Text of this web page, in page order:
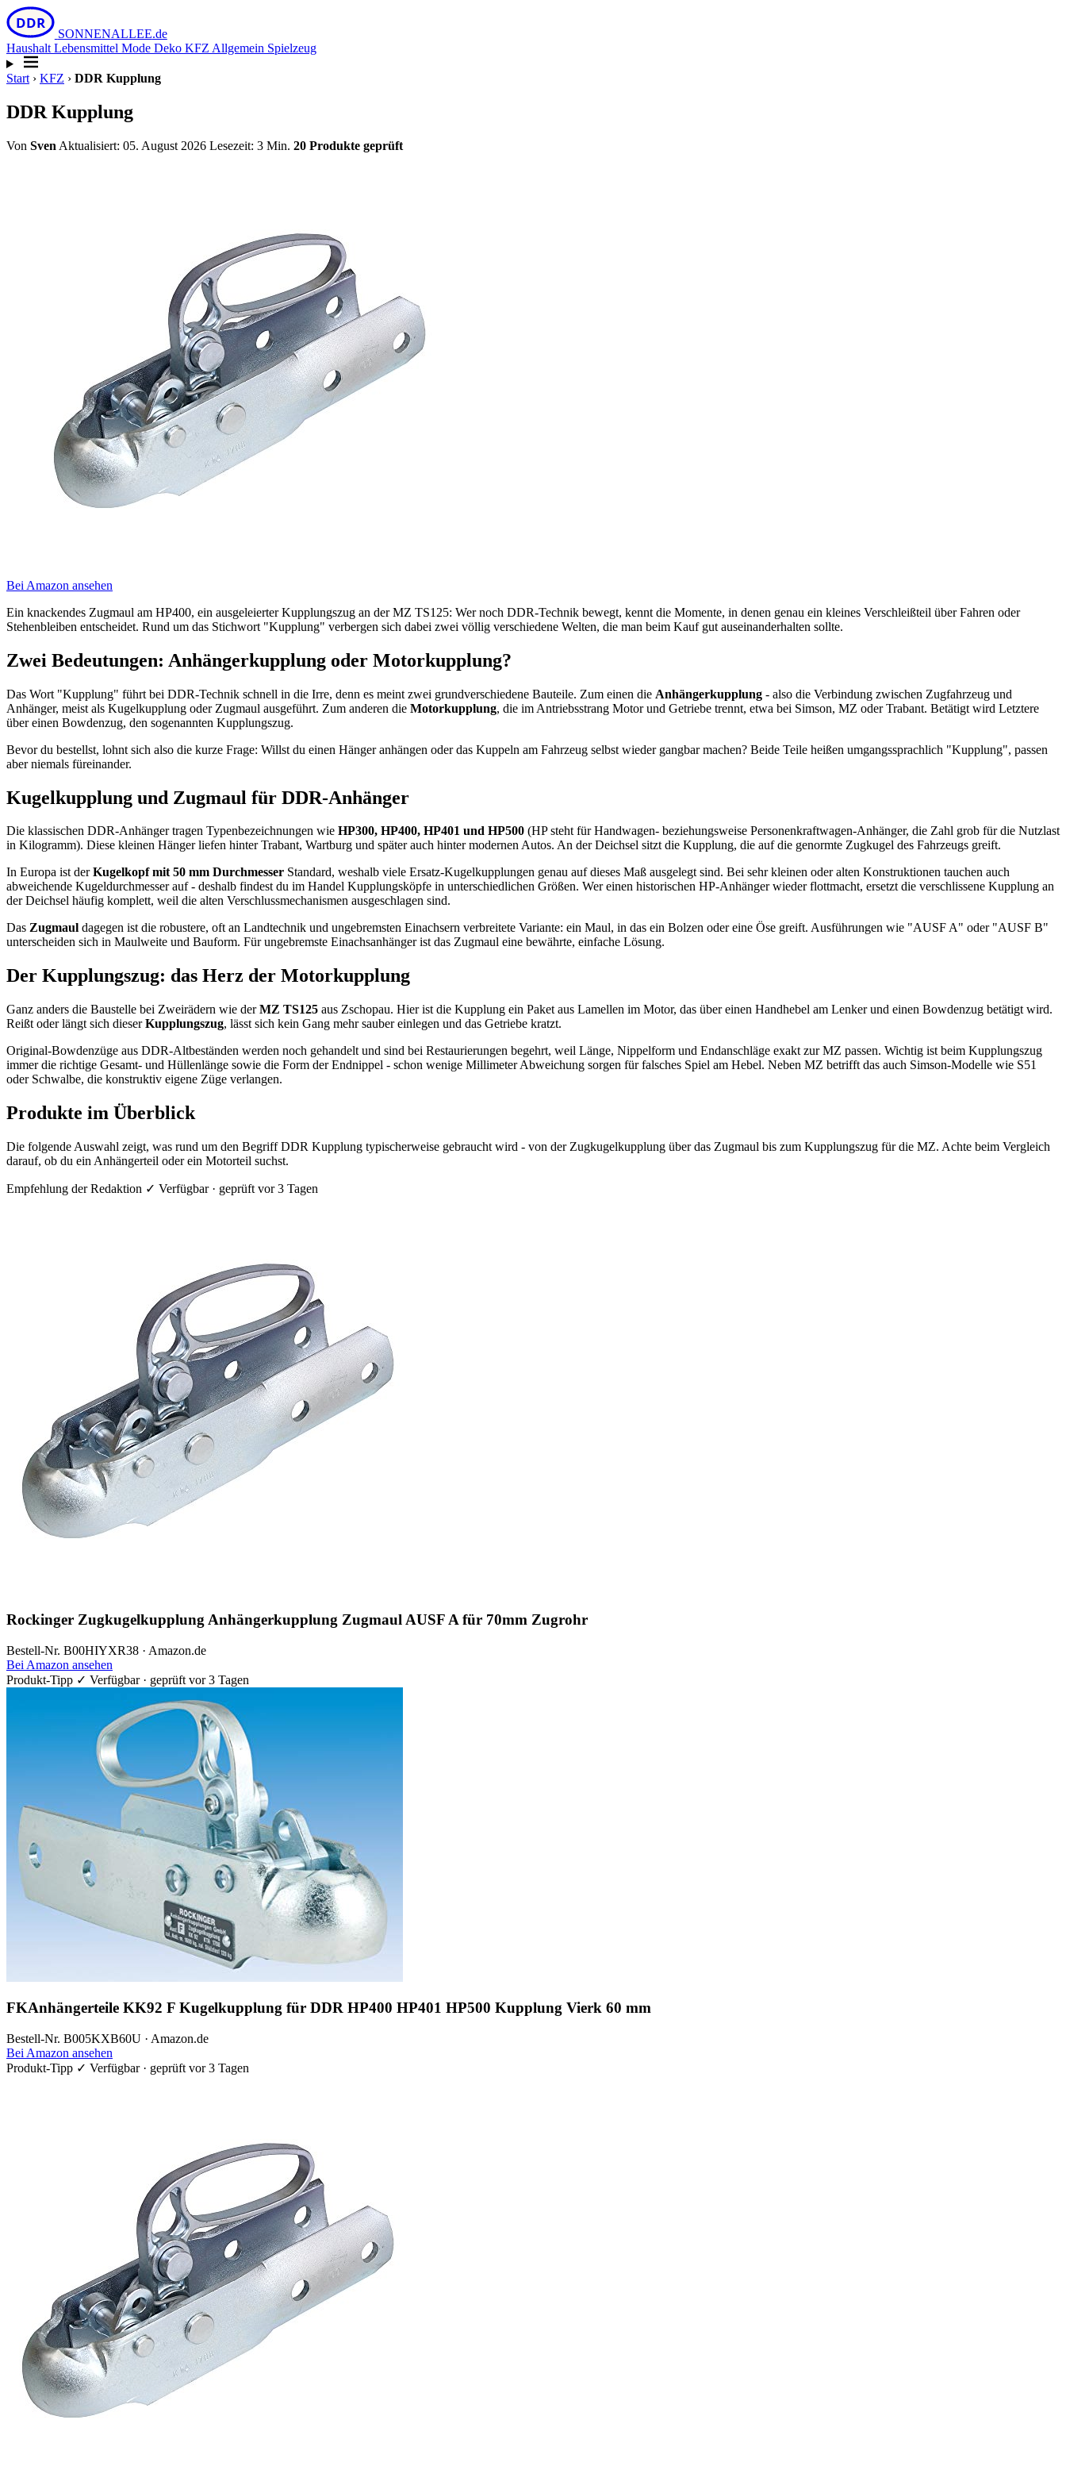
DDR
SONNENALLEE.de
Haushalt Lebensmittel Mode Deko KFZ Allgemein Spielzeug
Start › KFZ › DDR Kupplung
DDR Kupplung
Von Sven Aktualisiert: 05. August 2026 Lesezeit: 3 Min. 20 Produkte geprüft
Bei Amazon ansehen
Ein knackendes Zugmaul am HP400, ein ausgeleierter Kupplungszug an der MZ TS125: Wer noch DDR-Technik bewegt, kennt die Momente, in denen genau ein kleines Verschleißteil über Fahren oder
Stehenbleiben entscheidet. Rund um das Stichwort "Kupplung" verbergen sich dabei zwei völlig verschiedene Welten, die man beim Kauf gut auseinanderhalten sollte.
Zwei Bedeutungen: Anhängerkupplung oder Motorkupplung?
Das Wort "Kupplung" führt bei DDR-Technik schnell in die Irre, denn es meint zwei grundverschiedene Bauteile. Zum einen die Anhängerkupplung - also die Verbindung zwischen Zugfahrzeug und
Anhänger, meist als Kugelkupplung oder Zugmaul ausgeführt. Zum anderen die Motorkupplung, die im Antriebsstrang Motor und Getriebe trennt, etwa bei Simson, MZ oder Trabant. Betätigt wird Letztere
über einen Bowdenzug, den sogenannten Kupplungszug.
Bevor du bestellst, lohnt sich also die kurze Frage: Willst du einen Hänger anhängen oder das Kuppeln am Fahrzeug selbst wieder gangbar machen? Beide Teile heißen umgangssprachlich "Kupplung", passen
aber niemals füreinander.
Kugelkupplung und Zugmaul für DDR-Anhänger
Die klassischen DDR-Anhänger tragen Typenbezeichnungen wie HP300, HP400, HP401 und HP500 (HP steht für Handwagen- beziehungsweise Personenkraftwagen-Anhänger, die Zahl grob für die Nutzlast
in Kilogramm). Diese kleinen Hänger liefen hinter Trabant, Wartburg und später auch hinter modernen Autos. An der Deichsel sitzt die Kupplung, die auf die genormte Zugkugel des Fahrzeugs greift.
In Europa ist derKugelkopf mit 50 mm Durchmesser Standard, weshalb viele Ersatz-Kugelkupplungen genau auf dieses Maß ausgelegt sind. Bei sehr kleinen oder alten Konstruktionen tauchen auch
abweichende Kugeldurchmesser auf - deshalb findest du im Handel Kupplungsköpfe in unterschiedlichen Größen. Wer einen historischen HP-Anhänger wieder flottmacht, ersetzt die verschlissene Kupplung an
der Deichsel häufig komplett, weil die alten Verschlussmechanismen ausgeschlagen sind.
Das Zugmaul dagegen ist die robustere, oft an Landtechnik und ungebremsten Einachsern verbreitete Variante: ein Maul, in das ein Bolzen oder eine Öse greift. Ausführungen wie "AUSF A" oder "AUSF B"
unterscheiden sich in Maulweite und Bauform. Für ungebremste Einachsanhänger ist das Zugmaul eine bewährte, einfache Lösung.
Der Kupplungszug: das Herz der Motorkupplung
Ganz anders die Baustelle bei Zweirädern wie derMZ TS125 aus Zschopau. Hier ist die Kupplung ein Paket aus Lamellen im Motor, das über einen Handhebel am Lenker und einen Bowdenzug betätigt wird.
Reißt oder längt sich dieserKupplungszug, lässt sich kein Gang mehr sauber einlegen und das Getriebe kratzt.
Original-Bowdenzüge aus DDR-Altbeständen werden noch gehandelt und sind bei Restaurierungen begehrt, weil Länge, Nippelform und Endanschläge exakt zur MZ passen. Wichtig ist beim Kupplungszug
immer die richtige Gesamt- und Hüllenlänge sowie die Form der Endnippel - schon wenige Millimeter Abweichung sorgen für falsches Spiel am Hebel. Neben MZ betrifft das auch Simson-Modelle wie S51
oder Schwalbe, die konstruktiv eigene Züge verlangen.
Produkte im Überblick
Die folgende Auswahl zeigt, was rund um den Begriff DDR Kupplung typischerweise gebraucht wird - von der Zugkugelkupplung über das Zugmaul bis zum Kupplungszug für die MZ. Achte beim Vergleich
darauf, ob du ein Anhängerteil oder ein Motorteil suchst.
Empfehlung der Redaktion ✓ Verfügbar · geprüft vor 3 Tagen
Rockinger Zugkugelkupplung Anhängerkupplung Zugmaul AUSF A für 70mm Zugrohr
Bestell-Nr. B00HIYXR38 · Amazon.de
Bei Amazon ansehen
Produkt-Tipp ✓ Verfügbar · geprüft vor 3 Tagen
FKAnhängerteile KK92 F Kugelkupplung für DDR HP400 HP401 HP500 Kupplung Vierk 60 mm
Bestell-Nr. B005KXB60U · Amazon.de
Bei Amazon ansehen
Produkt-Tipp ✓ Verfügbar · geprüft vor 3 Tagen